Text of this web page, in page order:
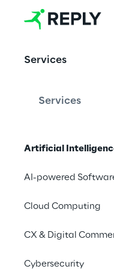
Services
Services
Artificial
AI-powered
Cloud Computing
CX & Digital
Cybersecurity